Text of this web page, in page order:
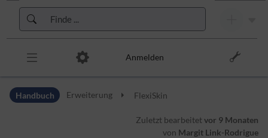
Zur Kopfleiste
Zur Hauptnavigation
Zu den Seitenwerkzeugen
Anmelden
Handbuch Erweiterung FlexiSkin
Zuletzt bearbeitetvor 9 Monaten
von Margit Link-Rodrigue